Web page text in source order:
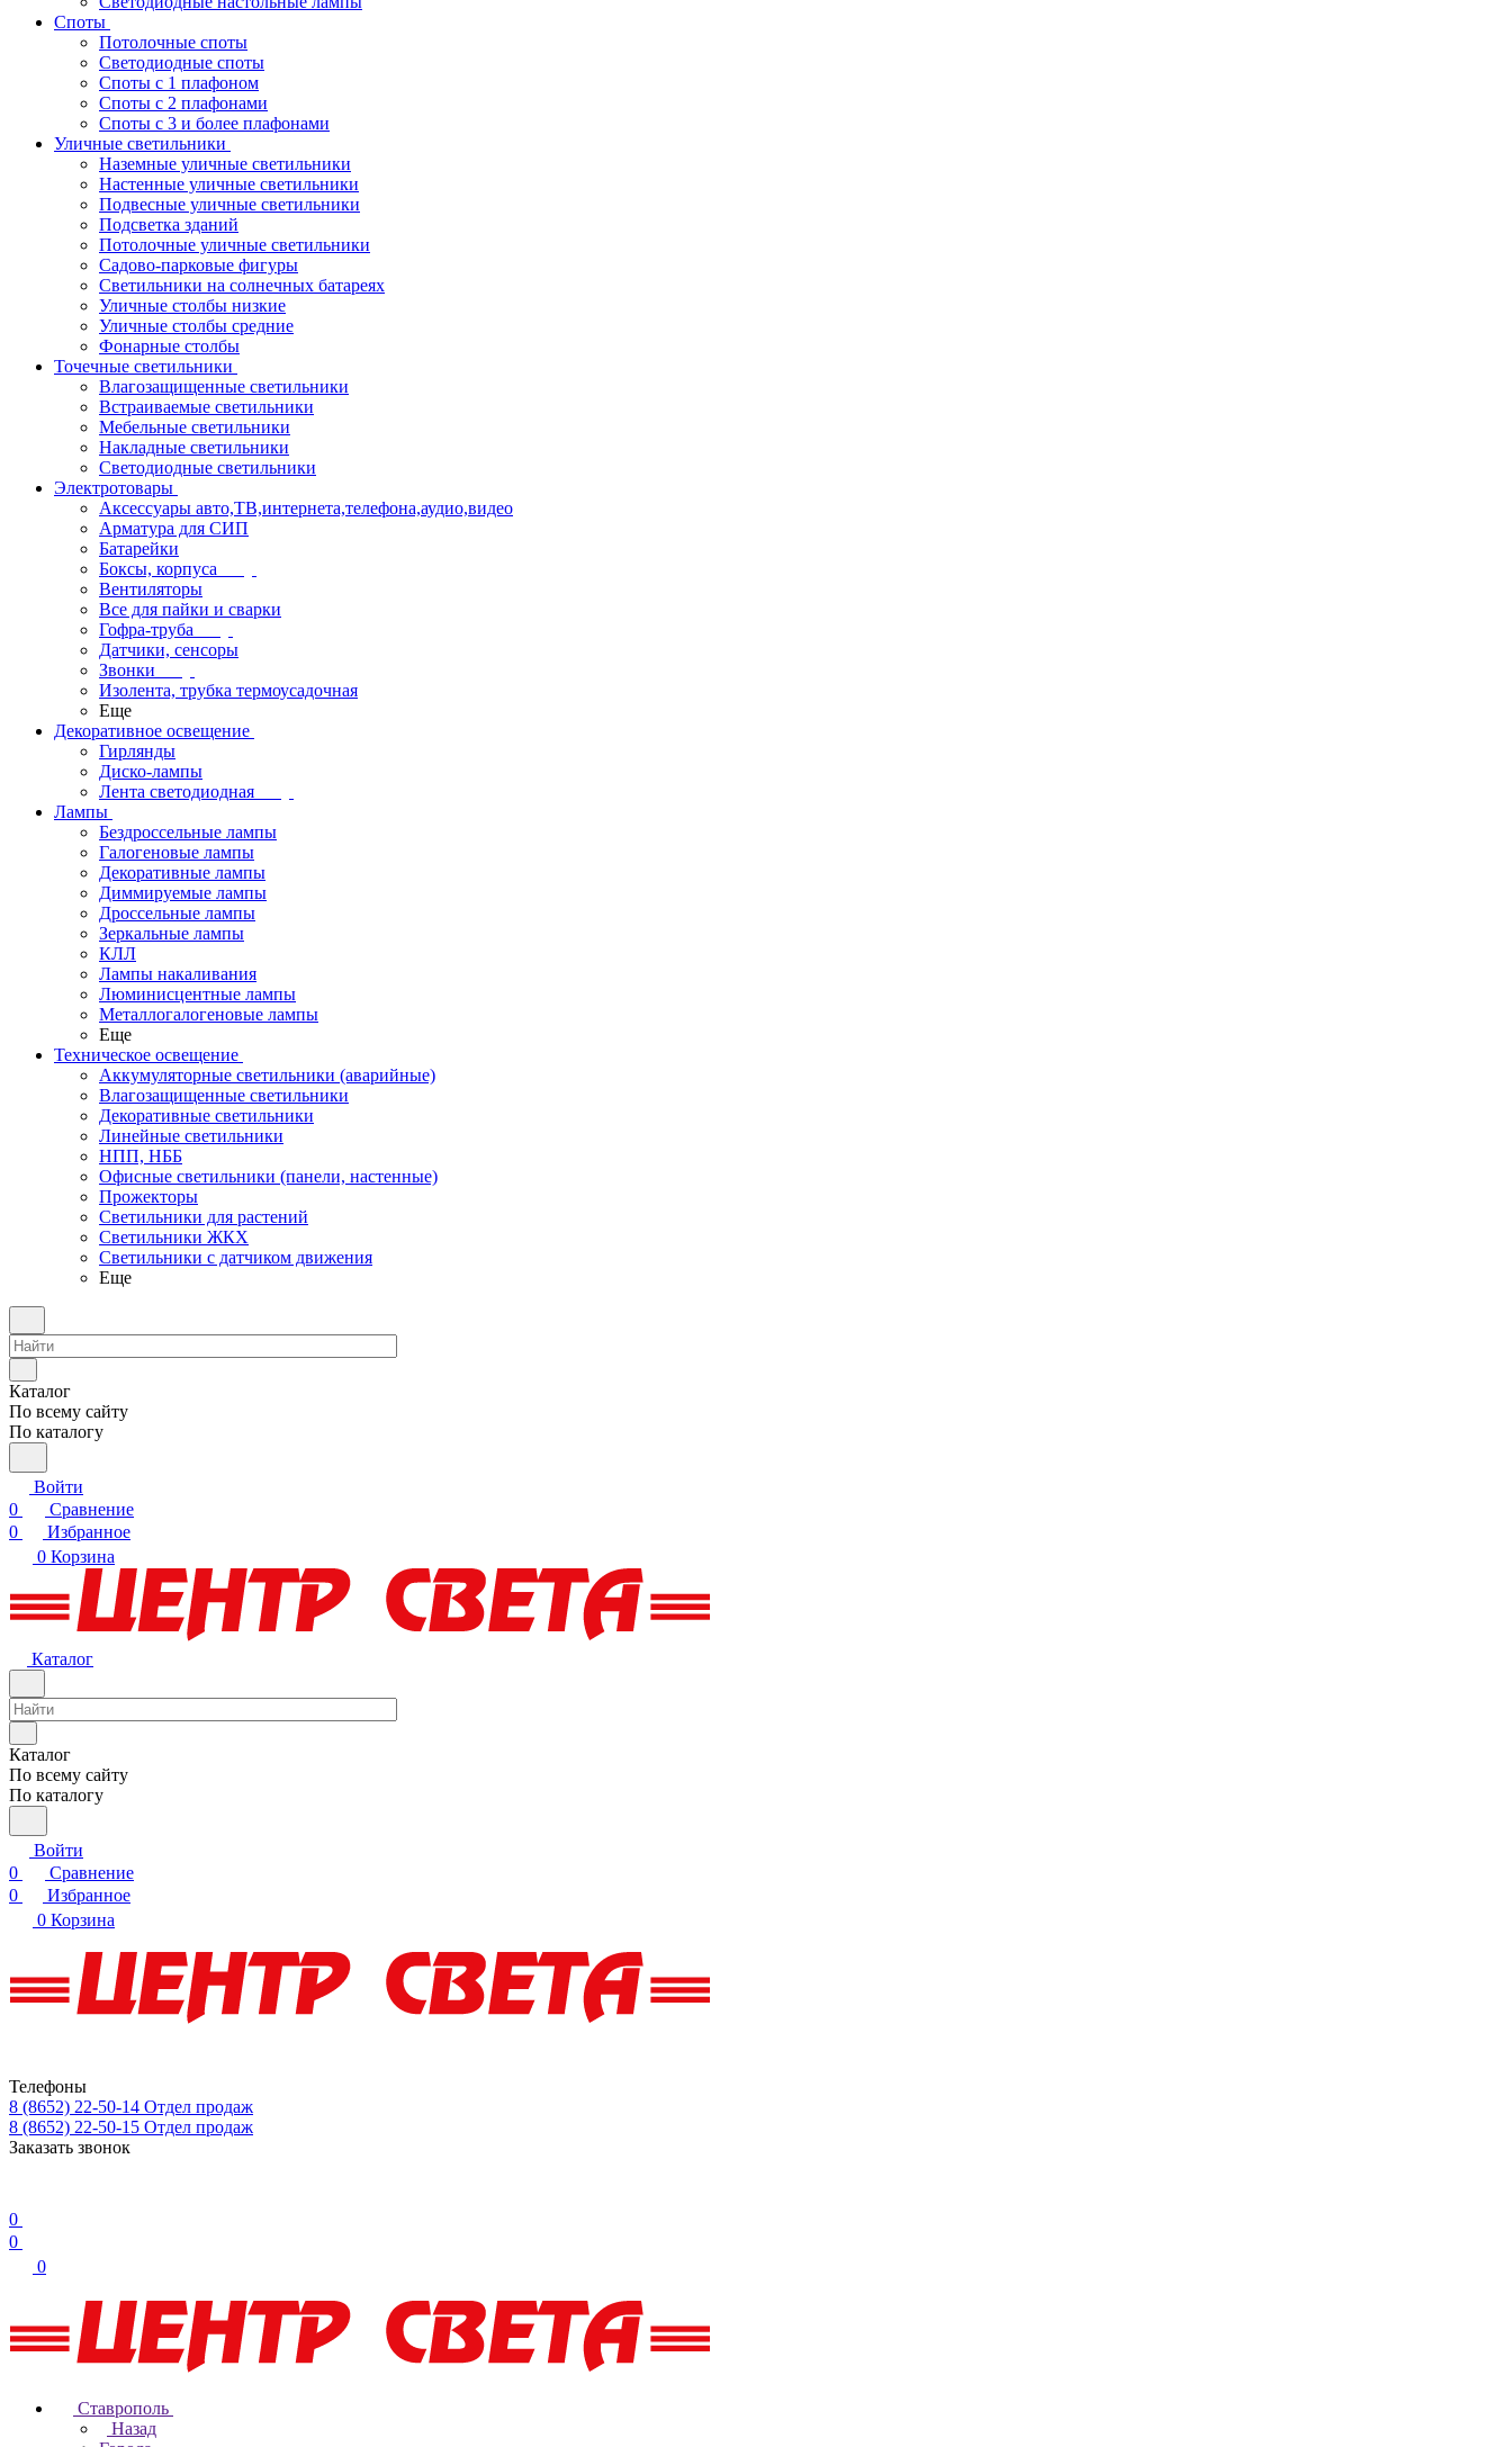
Споты
Потолочные споты
Светодиодные споты
Споты с 1 плафоном
Споты с 2 плафонами
Споты с 3 и более плафонами
Уличные светильники
Наземные уличные светильники
Настенные уличные светильники
Подвесные уличные светильники
Подсветка зданий
Потолочные уличные светильники
Садово-парковые фигуры
Светильники на солнечных батареях
Уличные столбы низкие
Уличные столбы средние
Фонарные столбы
Точечные светильники
Влагозащищенные светильники
Встраиваемые светильники
Мебельные светильники
Накладные светильники
Светодиодные светильники
Электротовары
Аксессуары авто,ТВ,интернета,телефона,аудио,видео
Арматура для СИП
Батарейки
Боксы, корпуса
Вентиляторы
Все для пайки и сварки
Гофра-труба
Датчики, сенсоры
Звонки
Изолента, трубка термоусадочная
Еще
Декоративное освещение
Гирлянды
Диско-лампы
Лента светодиодная
Лампы
Бездроссельные лампы
Галогеновые лампы
Декоративные лампы
Диммируемые лампы
Дроссельные лампы
Зеркальные лампы
КЛЛ
Лампы накаливания
Люминисцентные лампы
Металлогалогеновые лампы
Еще
Техническое освещение
Аккумуляторные светильники (аварийные)
Влагозащищенные светильники
Декоративные светильники
Линейные светильники
НПП, НББ
Офисные светильники (панели, настенные)
Прожекторы
Светильники для растений
Светильники ЖКХ
Светильники с датчиком движения
Еще
Каталог
По всему сайту
По каталогу
Войти
0
Сравнение
0
Избранное
0 Корзина
Каталог
Каталог
По всему сайту
По каталогу
Войти
0
Сравнение
0
Избранное
0 Корзина
Телефоны
8 (8652) 22-50-14 Отдел продаж
8 (8652) 22-50-15 Отдел продаж
Заказать звонок
0
0
0
Ставрополь
Назад